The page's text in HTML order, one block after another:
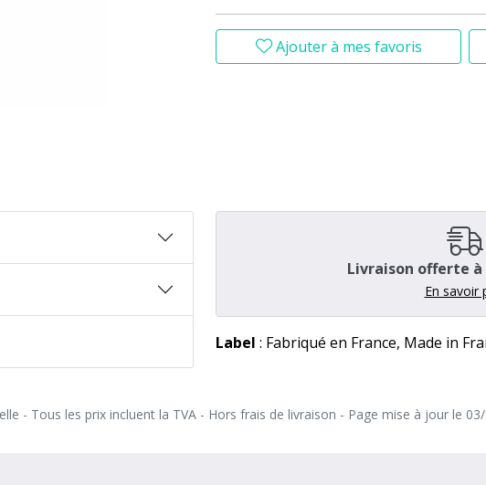
Ajouter à mes favoris
Livraison offerte
En savoir
Label : Fabriqué en France, Made in
- Tous les prix incluent la TVA - Hors frais de livraison - Page mise à jour le